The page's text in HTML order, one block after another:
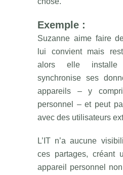
Exemple :
Suzanne aime faire
lui convient mais
alors elle installe
synchronise ses
appareils – y
personnel – et peut
avec des utilisateurs
L’IT n’a aucune
ces partages, créant
appareil personnel